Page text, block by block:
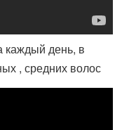
каждый день, в
, средних волос